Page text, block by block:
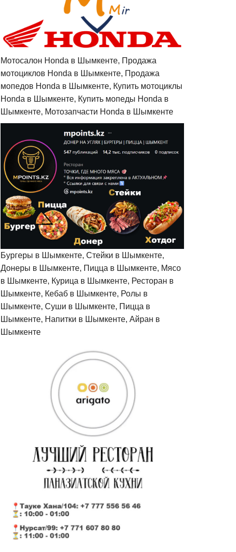
Мотосалон Honda в Шымкенте, Продажа
мотоциклов Honda в Шымкенте, Продажа
мопедов Honda в Шымкенте, Купить мотоциклы
Honda в Шымкенте, Купить мопеды Honda в
Шымкенте, Мотозапчасти Honda в Шымкенте
Бургеры в Шымкенте, Стейки в Шымкенте,
Донеры в Шымкенте, Пицца в Шымкенте, Мясо
в Шымкенте, Курица в Шымкенте, Ресторан в
Шымкенте, Кебаб в Шымкенте, Ролы в
Шымкенте, Суши в Шымкенте, Пицца в
Шымкенте, Напитки в Шымкенте, Айран в
Шымкенте